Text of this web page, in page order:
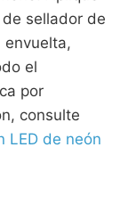
sellador de
envuelta,
el
por
consulte
LED de neón